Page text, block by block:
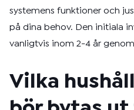
systemens funktioner och
på dina behov. Den initiala
vanligtvis inom 2-4 år
Vilka